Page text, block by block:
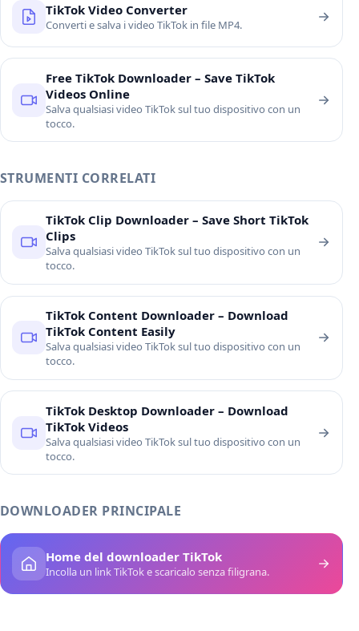
TikTok Video Converter
Converti e salva i video TikTok in file MP4.
Free TikTok Downloader – Save TikTok
Videos Online
Salva qualsiasi video TikTok sul tuo dispositivo con un
tocco.
STRUMENTI CORRELATI
TikTok Clip Downloader – Save Short TikTok
Clips
Salva qualsiasi video TikTok sul tuo dispositivo con un
tocco.
TikTok Content Downloader – Download
TikTok Content Easily
Salva qualsiasi video TikTok sul tuo dispositivo con un
tocco.
TikTok Desktop Downloader – Download
TikTok Videos
Salva qualsiasi video TikTok sul tuo dispositivo con un
tocco.
DOWNLOADER PRINCIPALE
Home del downloader TikTok
Incolla un link TikTok e scaricalo senza filigrana.